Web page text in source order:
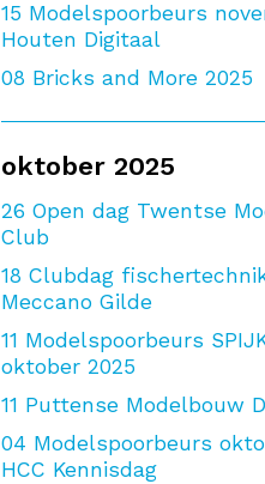
15 Modelspoorbeurs
Houten Digitaal
08 Bricks and More 2025
oktober 2025
26 Open dag Twentse
Club
18 Clubdag
Meccano Gilde
11 Modelspoorbeurs
oktober 2025
11 Puttense Modelbouw
04 Modelspoorbeurs
HCC Kennisdag